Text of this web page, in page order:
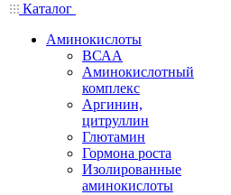
Каталог
Аминокислоты
ВСАА
Аминокислотный
комплекс
Аргинин,
цитруллин
Глютамин
Гормона роста
Изолированные
аминокислоты